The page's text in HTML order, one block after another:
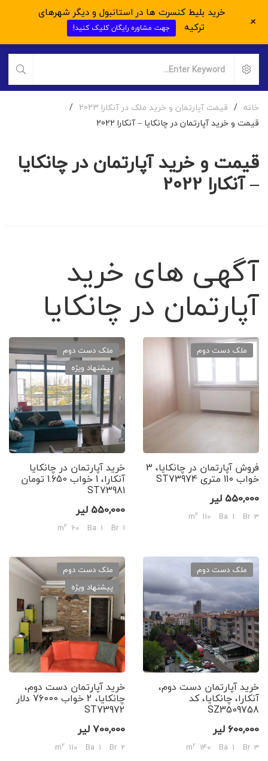
قیمت و خرید آپارتمان در چانکایا
– آنکارا 2022
خانه / قیمت آپارتمان و خرید ملک در آنکارا 2023
/
قیمت و خرید آپارتمان در چانکایا – آنکارا 2022
آگهی های خرید
آپارتمان در چانکایا
ملک دست دوم
پیشنهاد ویژه
خرید آپارتمان در چانکایا
آنکارا، 1 خواب 1.650 تومان
ST73981
550,000 لیر
1 Br
1 Ba
60 m
2
ملک دست دوم
فروش آپارتمان در چانکایا، 3
خواب 110 متری ST73974
550,000 لیر
3 Br
1 Ba
110 m
2
ملک دست دوم
پیشنهاد ویژه
خرید آپارتمان دست دوم،
چانکایا، 2 خواب 76000 دلار
ST73972
700,000 لیر
2 Br
1 Ba
110 m
2
ملک دست دوم
خرید آپارتمان دست دوم،
آنکارا، چانکایا، کد
SZ3509758
600,000 لیر
3 Br
1 Ba
140 m
2
خرید بلیط کنسرت ها در استانبول و دیگر شهرهای
ترکیه
جهت مشاوره رایگان کلیک کنید! +